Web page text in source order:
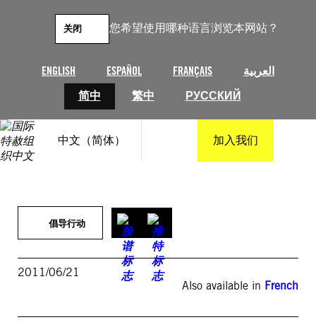
您希望使用哪种语言浏览本网站？
ENGLISH ESPAÑOL FRANÇAIS
العربية
简中
繁中 РУССКИЙ
关闭
中文（简体） 加入我们
倡导行动
2011/06/21
Also available in French